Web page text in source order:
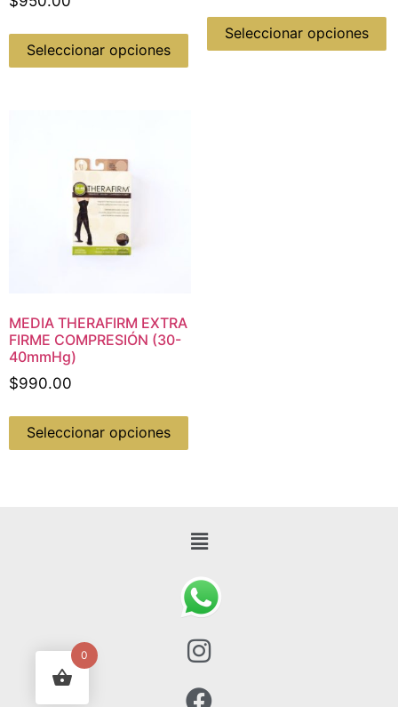
Seleccionar opciones
Seleccionar opciones
MEDIA THERAFIRM EXTRA
FIRME COMPRESIÓN (30-
40mmHg)
$990.00
Seleccionar opciones
0